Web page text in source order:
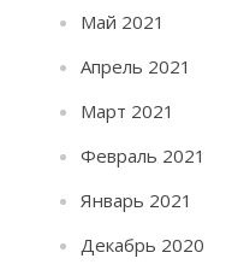
Май 2021
Апрель 2021
Март 2021
Февраль 2021
Январь 2021
Декабрь 2020